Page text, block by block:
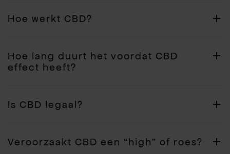
Hoe werkt CBD?
Hoe lang duurt het voordat CBD
effect heeft?
Is CBD legaal?
Veroorzaakt CBD een “high” of roes?